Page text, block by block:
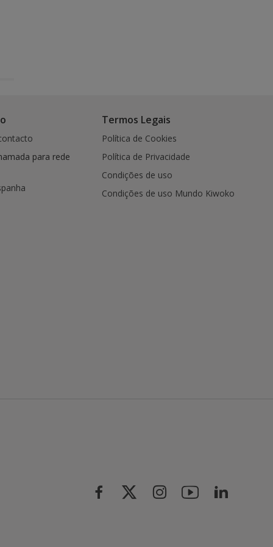
para rede
Termos Legais
Política de Cookies
Política de Privacidade
Condições de uso
Condições de uso Mundo Kiwoko